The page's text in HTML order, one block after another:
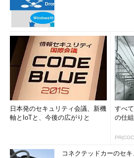
日本発のセキュリティ会議、新機
軸とIoTと、今後の広がりと
すべ
の仕
コネクテッドカーのセ